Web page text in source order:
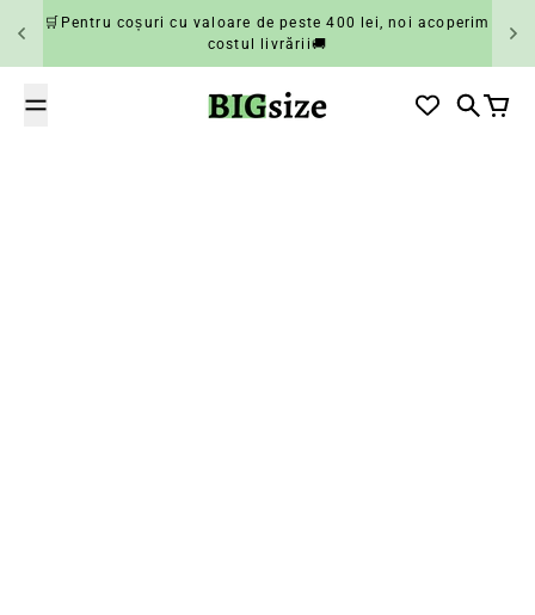
Salt la conținut
🛒Pentru coșuri cu valoare de peste 400 lei, noi acoperim
costul livrării🚚
BIGsize
Căutare
Coș